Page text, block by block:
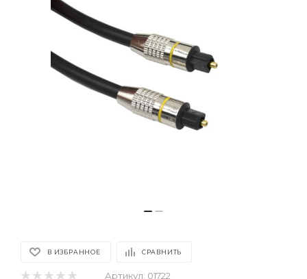
В ИЗБРАННОЕ СРАВНИТЬ
Артикул: 01722